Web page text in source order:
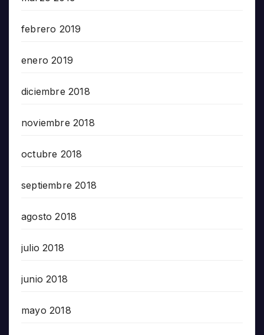
febrero 2019
enero 2019
diciembre 2018
noviembre 2018
octubre 2018
septiembre 2018
agosto 2018
julio 2018
junio 2018
mayo 2018